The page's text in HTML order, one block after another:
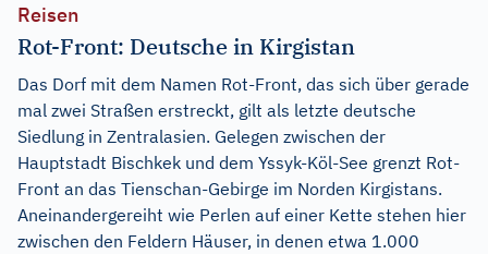
Reisen
Rot-Front: Deutsche in Kirgistan
Das Dorf mit dem Namen Rot-Front, das sich über gerade
mal zwei Straßen erstreckt, gilt als letzte deutsche
Siedlung in Zentralasien. Gelegen zwischen der
Hauptstadt Bischkek und dem Yssyk-Köl-See grenzt Rot-
Front an das Tienschan-Gebirge im Norden Kirgistans.
Aneinandergereiht wie Perlen auf einer Kette stehen hier
zwischen den Feldern Häuser, in denen etwa 1.000